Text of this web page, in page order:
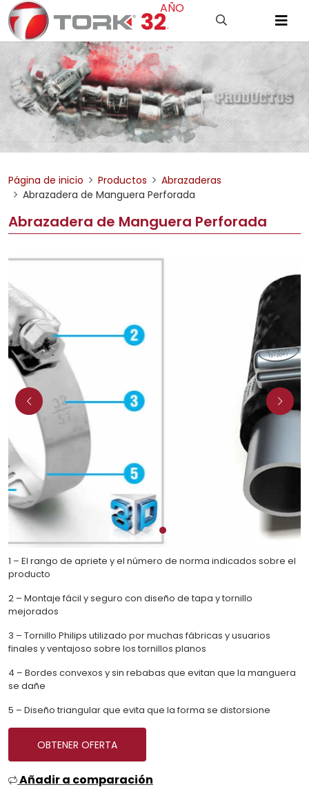
32.
AÑO
Página de inicio Productos
Abrazaderas
Abrazadera de Manguera Perforada
Abrazadera de Manguera Perforada
1 – El rango de apriete y el número de norma indicados sobre el
producto
2 – Montaje fácil y seguro con diseño de tapa y tornillo
mejorados
3 – Tornillo Philips utilizado por muchas fábricas y usuarios
finales y ventajoso sobre los tornillos planos
4 – Bordes convexos y sin rebabas que evitan que la manguera
se dañe
5 – Diseño triangular que evita que la forma se distorsione
OBTENER OFERTA
Añadir a comparación